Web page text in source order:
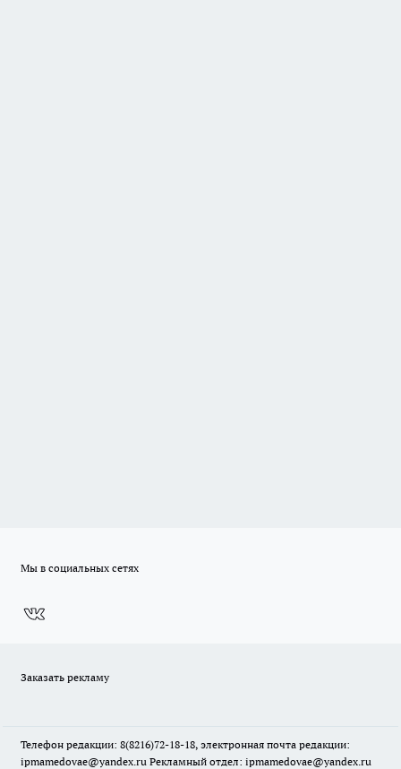
Мы в социальных сетях
Заказать рекламу
Телефон редакции: 8(8216)72-18-18, электронная почта редакции:
ipmamedovae@yandex.ru Рекламный отдел: ipmamedovae@yandex.ru